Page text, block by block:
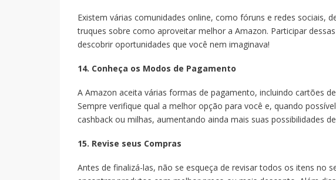
Existem várias comunidades online, como fóruns e redes sociais,
truques sobre como aproveitar melhor a Amazon. Participar
descobrir oportunidades que você nem imaginava!
14. Conheça os Modos de Pagamento
A Amazon aceita várias formas de pagamento, incluindo cartões
Sempre verifique qual a melhor opção para você e, quando
cashback ou milhas, aumentando ainda mais suas possibilidades
15. Revise seus Compras
Antes de finalizá-las, não se esqueça de revisar todos os itens no